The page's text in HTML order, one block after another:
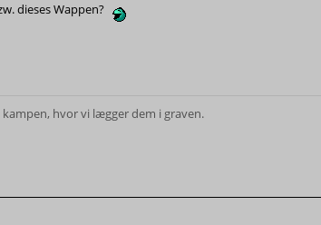
dieses Wappen?
hvor vi lægger dem i graven.